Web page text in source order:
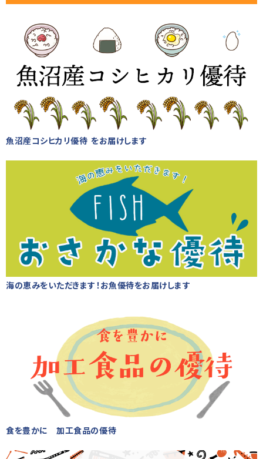
魚沼産コシヒカリ優待 をお届けします
海の恵みをいただきます！お魚優待をお届けします
食を豊かに 加工食品の優待